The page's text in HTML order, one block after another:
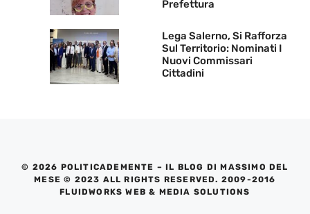
Prefettura
Lega Salerno, Si Rafforza
Sul Territorio: Nominati I
Nuovi Commissari
Cittadini
© 2026 POLITICADEMENTE – IL BLOG DI MASSIMO DEL
MESE © 2023 ALL RIGHTS RESERVED. 2009-2016
FLUIDWORKS WEB & MEDIA SOLUTIONS